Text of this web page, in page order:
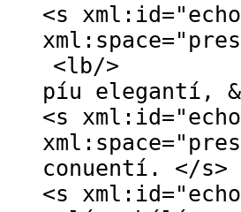
<s xml:id="
xml:space="
<lb/>
píu elegantí,
<s xml:id="
xml:space="
conuentí. </s>
<s xml:id="